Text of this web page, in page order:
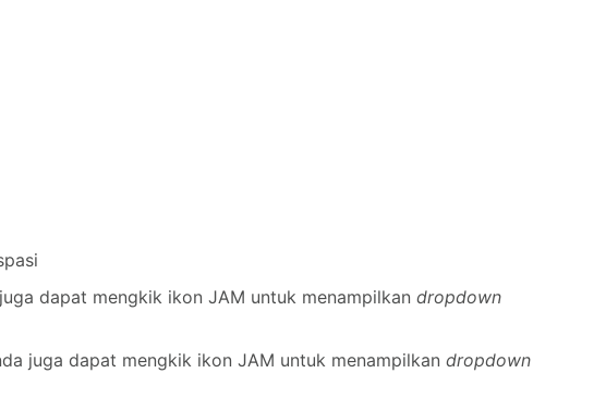
dapat mengkik ikon JAM untuk menampilkan dropdown
juga dapat mengkik ikon JAM untuk menampilkan dropdown